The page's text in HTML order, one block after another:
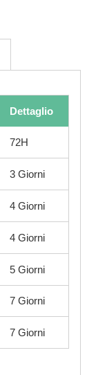
Dettaglio
72H
3 Giorni
4 Giorni
4 Giorni
5 Giorni
7 Giorni
7 Giorni